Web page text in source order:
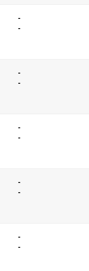
-
-
-
-
-
-
-
-
-
-